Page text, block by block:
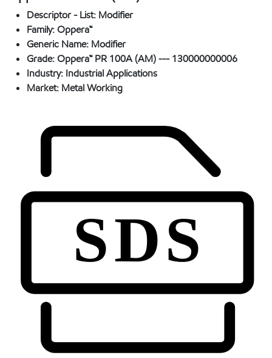
Descriptor - List: Modifier
Family:Oppera™
Generic Name: Modifier
Grade:Oppera™ PR 100A (AM) --- 130000000006
Industry: Industrial Applications
Market: Metal Working